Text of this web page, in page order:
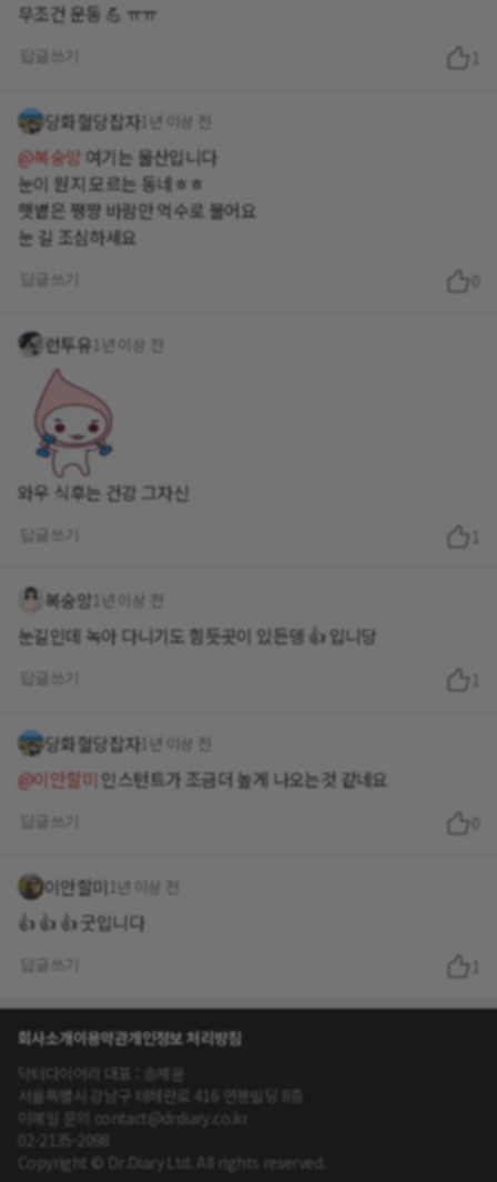
무조건 운동 💪 ㅠㅠ
1
당화혈당잡자1년 이상 전
@복숭앙 여기는 울산입니다
눈이 뭔지 모르는 동네ㅎㅎ
햇볕은 쨍쨩 바람만 억수로 불어요
눈 길 조심하세요
런투유 1년 이상 전
와우 식후는 건강 그자신
1
복숭앙1년 이상 전
눈길인데 녹아 다니기도 힘듯곳이 있든뎅 👍 입니당
1
당화혈당잡자1년 이상 전
@이안할미 인스턴트가 조금더 높게 나오는것 같네요
이안할미 1년 이상 전
👍 👍 👍 굿입니다
1
회사소개이용약관개인정보 처리방침
닥터다이어리 대표 : 송제윤
서울특별시 강남구 테헤란로 416 연봉빌딩 8층
이메일 문의 contact@drdiary.co.kr
02-2135-2098
Copyright © Dr.Diary Ltd. All rights reserved.